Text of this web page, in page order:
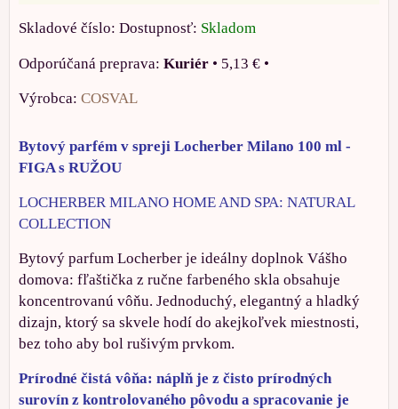
Skladové číslo: Dostupnosť: Skladom
Kuriér • 5,13 € •
Výrobca: COSVAL
Bytový parfém v spreji Locherber Milano 100 ml -
FIGA s RUŽOU
LOCHERBER MILANO HOME AND SPA: NATURAL
COLLECTION
Bytový parfum Locherber je ideálny doplnok Vášho
domova: fľaštička z ručne farbeného skla obsahuje
koncentrovanú vôňu. Jednoduchý, elegantný a hladký
dizajn, ktorý sa skvele hodí do akejkoľvek miestnosti,
bez toho aby bol rušivým prvkom.
Prírodné čistá vôňa: náplň je z čisto prírodných
surovín z kontrolovaného pôvodu a spracovanie je